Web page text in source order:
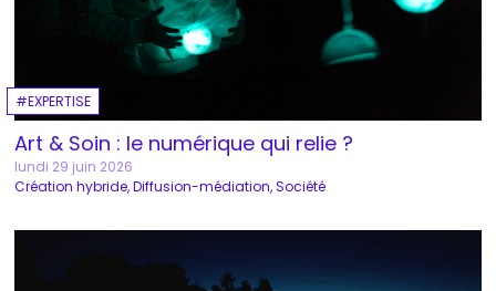
EXPERTISE
Art & Soin : le numérique qui relie ?
lundi 29 juin 2026
Création hybride Diffusion-médiation Société